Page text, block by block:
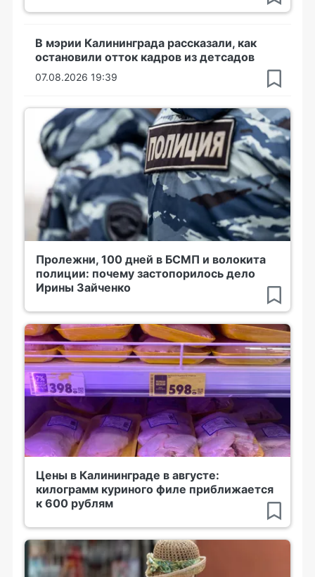
В мэрии Калининграда рассказали, как
остановили отток кадров из детсадов
07.08.2026 19:39
Пролежни, 100 дней в БСМП и волокита
полиции: почему застопорилось дело
Ирины Зайченко
Цены в Калининграде в августе:
килограмм куриного филе приближается
к 600 рублям